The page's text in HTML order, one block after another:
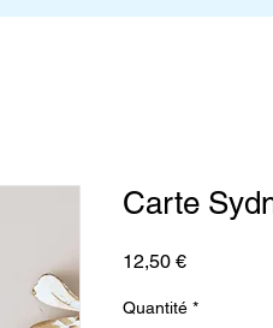
Carte
12,50 €Prix
Quantité *